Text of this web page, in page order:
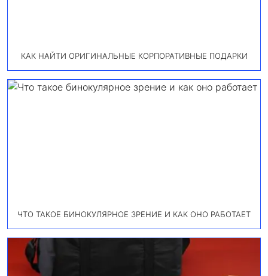
КАК НАЙТИ ОРИГИНАЛЬНЫЕ КОРПОРАТИВНЫЕ ПОДАРКИ
ЧТО ТАКОЕ БИНОКУЛЯРНОЕ ЗРЕНИЕ И КАК ОНО РАБОТАЕТ